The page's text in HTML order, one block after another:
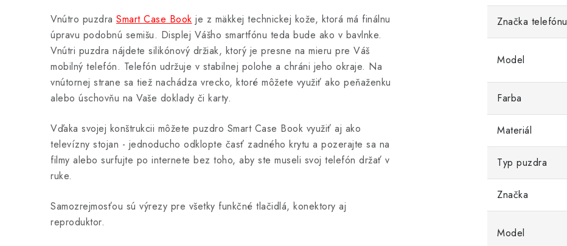
Vnútro puzdra Smart Case Book je z mäkkej technickej kože, ktorá má finálnu
úpravu podobnú semišu. Displej Vášho smartfónu teda bude ako v bavlnke.
Vnútri puzdra nájdete silikónový držiak, ktorý je presne na mieru pre Váš
mobilný telefón. Telefón udržuje v stabilnej polohe a chráni jeho okraje. Na
vnútornej strane sa tiež nachádza vrecko, ktoré môžete využiť ako peňaženku
alebo úschovňu na Vaše doklady či karty.
Vďaka svojej konštrukcii môžete puzdro Smart Case Book využiť aj ako
televízny stojan - jednoducho odklopte časť zadného krytu a pozerajte sa na
filmy alebo surfujte po internete bez toho, aby ste museli svoj telefón držať v
ruke.
Samozrejmosťou sú výrezy pre všetky funkčné tlačidlá, konektory aj
reproduktor.
Značka telefónu
Model
Farba
Materiál
Typ puzdra
Značka
Model